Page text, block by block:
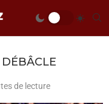
de lecture